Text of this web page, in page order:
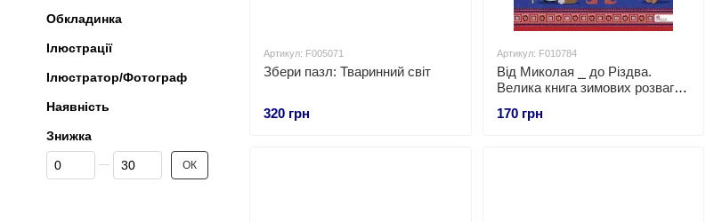
Артикул: F005071
Збери пазл: Тваринний світ
320 грн
Артикул: F010784
Від Миколая ⎯ до Різдва.
Велика книга зимових розваг
170 грн
Обкладинка
Ілюстрації
Ілюстратор/Фотограф
Наявність
Знижка
Від Знижка
До Знижка ОК